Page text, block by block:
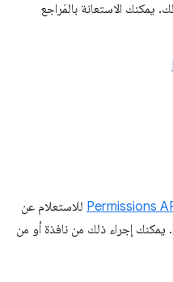
يمكنك الاستعانة بالمَراجع
Permissions للاستعلام عن
. يمكنك إجراء ذلك من نافذة أو من